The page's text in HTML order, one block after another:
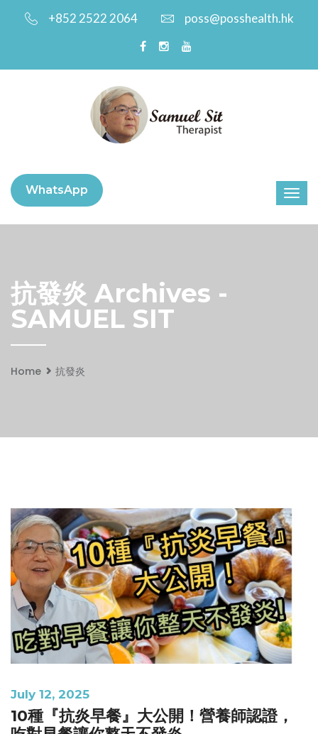
+852 2522 2064 poss@posshealth.hk
WhatsApp
抗發炎 Archives -
SAMUEL SIT
Home 抗發炎
July 12, 2025
10種『抗炎早餐』大公開！營養師認證，